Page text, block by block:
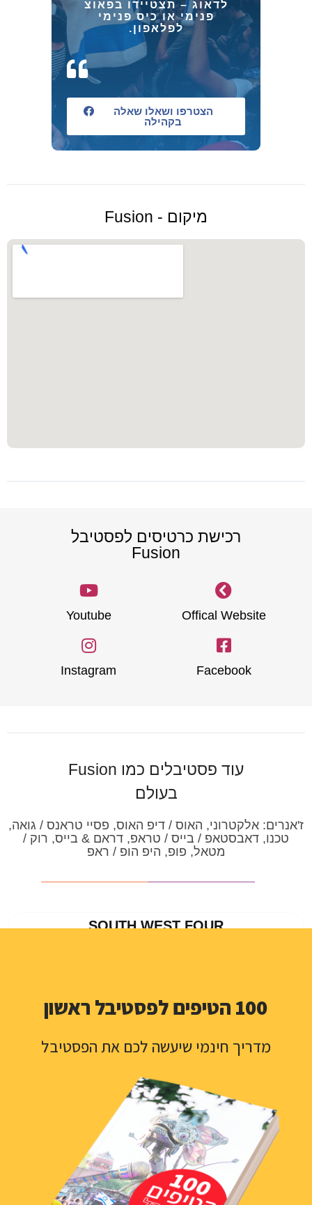
לדאוג – תצטיידו בפאוצ
פנימי או כיס פנימי
לפלאפון.
הצטרפו ושאלו שאלה
בקהילה
מיקום - Fusion
רכישת כרטיסים לפסטיבל
Fusion
Offical Website
Youtube
Facebook
Instagram
עוד פסטיבלים כמו Fusion
בעולם
ז'אנרים: אלקטרוני, האוס / דיפ האוס, פסיי טראנס / גואה,
טכנו, דאבסטאפ / בייס / טראפ, דראם & בייס, רוק /
מטאל, פופ, היפ הופ / ראפ
SOUTH WEST FOUR
לעוד פרטים
פסטיבל סאות' ווסט פור
אין צורך בהנפקת ויזה 2 ימים
100 הטיפים לפסטיבל ראשון
מדריך חינמי שיעשה לכם את הפסטיבל